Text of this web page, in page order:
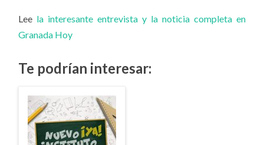
Lee la interesante entrevista y la noticia completa en
Granada Hoy
Te podrían interesar: